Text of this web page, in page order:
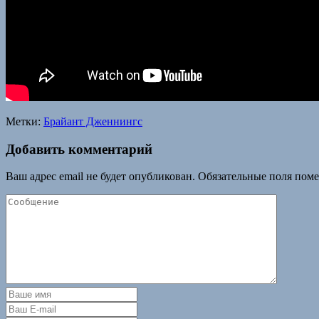
Метки: Брайант Дженнингс
Добавить комментарий
Ваш адрес email не будет опубликован. Обязательные поля